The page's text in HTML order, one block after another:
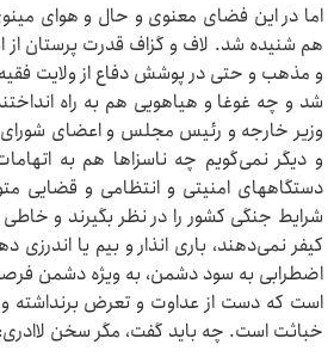
اما در این فضای معنوی و حال و هوای
هم شنیده شد. لاف و گزاف قدرت پرستان از
و مذهب و حتی در پوشش دفاع از ولایت
شد و چه غوغا و هیاهویی هم به راه
وزیر خارجه و رئیس مجلس و اعضای شورای
و دیگر نمی‌گویم چه ناسزاها هم به
دستگاههای امنیتی و انتظامی و قضایی
شرایط جنگی کشور را در نظر بگیرند و
کیفر نمی‌دهند، باری انذار و بیم یا اندرزی
اضطرابی به سود دشمن، به ویژه دشمن
است که دست از عداوت و تعرض برنداشته
خباثت است. چه باید گفت، مگر سخن لاادری: